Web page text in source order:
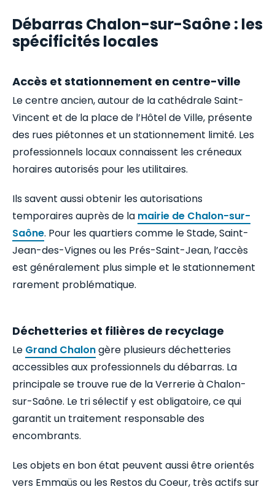
Débarras Chalon-sur-Saône : les
spécificités locales
Accès et stationnement en centre-ville
Le centre ancien, autour de la cathédrale Saint-
Vincent et de la place de l’Hôtel de Ville, présente
des rues piétonnes et un stationnement limité. Les
professionnels locaux connaissent les créneaux
horaires autorisés pour les utilitaires.
Ils savent aussi obtenir les autorisations
temporaires auprès de la mairie de Chalon-sur-
Saône. Pour les quartiers comme le Stade, Saint-
Jean-des-Vignes ou les Prés-Saint-Jean, l’accès
est généralement plus simple et le stationnement
rarement problématique.
Déchetteries et filières de recyclage
Le Grand Chalongère plusieurs déchetteries
accessibles aux professionnels du débarras. La
principale se trouve rue de la Verrerie à Chalon-
sur-Saône. Le tri sélectif y est obligatoire, ce qui
garantit un traitement responsable des
encombrants.
Les objets en bon état peuvent aussi être orientés
vers Emmaüs ou les Restos du Coeur, très actifs sur